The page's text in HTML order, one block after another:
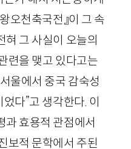
오천축국전』이 그 속
그 사실이 오늘의
련을 맺고 있다고는
울에서 중국 감숙성
다”고 생각한다. 이
과 효용적 관점에서
보적 문학에서 주된